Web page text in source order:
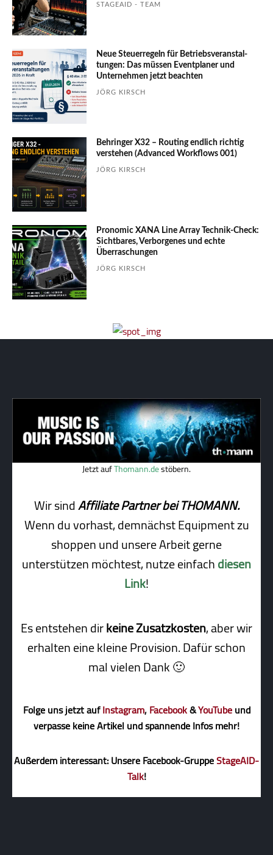
STAGEAID - TEAM
Neue Steuerregeln für Betriebs­ver­an­stal­
tungen: Das müssen Event­planer und
Unter­nehmen jetzt beachten
JÖRG KIRSCH
Behringer X32 – Routing endlich richtig
verstehen (Advanced Workflows 001)
JÖRG KIRSCH
Pronomic XANA Line Array Technik-Check:
Sichtbares, Verborgenes und echte
Überraschungen
JÖRG KIRSCH
Jetzt aufThomann.destöbern.
Wir sindAffiliate Partner bei THOMANN.
Wenn du vorhast, demnächst Equipment zu
shoppen und unsere Arbeit gerne
unterstützen möchtest, nutze einfachdiesen
Link!
Es entstehen dirkeine Zusatzkosten, aber wir
erhalten eine kleine Pro­vi­sion. Dafür schon
mal vielen Dank 🙂
Folge uns jetzt aufInstagram,Facebook&YouTubeund
verpasse keine Artikel und spannende Infos mehr!
Außerdem interessant: Unsere Facebook-GruppeStageAID-
Talk!